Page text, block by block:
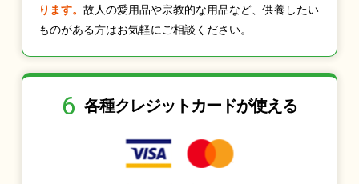
ります。 故人の愛用品や宗教的な用品など、供養したい
ものがある方はお気軽にご相談ください。
6 各種クレジットカードが使える